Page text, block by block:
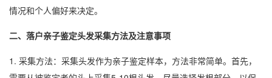
情况和个人偏好来决定。
二、落户亲子鉴定头发采集方法及注意事项
1. 采集方法：采集头发作为亲子鉴定样本，方法非常简单。首先，